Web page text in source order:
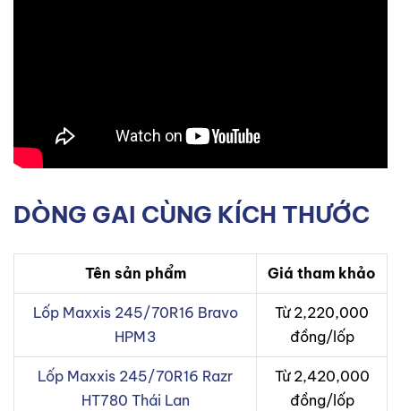
DÒNG GAI CÙNG KÍCH THƯỚC
Tên sản phẩm Giá tham khảo
Lốp Maxxis 245/70R16 Bravo
HPM3
Từ 2,220,000
đồng/lốp
Lốp Maxxis 245/70R16 Razr
HT780 Thái Lan
Từ 2,420,000
đồng/lốp